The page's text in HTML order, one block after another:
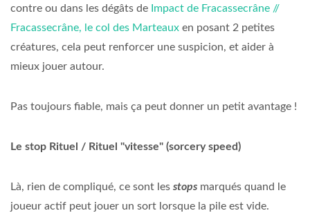
contre ou dans les dégâts de Impact de Fracassecrâne //
Fracassecrâne, le col des Marteaux en posant 2 petites
créatures, cela peut renforcer une suspicion, et aider à
mieux jouer autour.
Pas toujours fiable, mais ça peut donner un petit avantage !
Le stop Rituel / Rituel "vitesse" (sorcery speed)
Là, rien de compliqué, ce sont les stops marqués quand le
joueur actif peut jouer un sort lorsque la pile est vide.